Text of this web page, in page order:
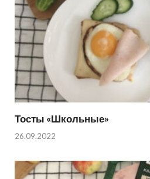
Тосты «Школьные»
26.09.2022